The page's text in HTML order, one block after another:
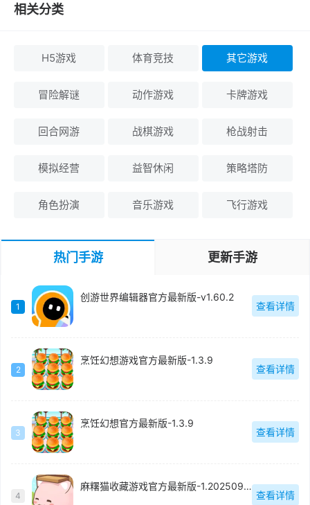
相关分类
H5游戏 体育竞技 其它游戏
冒险解谜 动作游戏 卡牌游戏
回合网游 战棋游戏 枪战射击
模拟经营 益智休闲 策略塔防
角色扮演 音乐游戏 飞行游戏
热门手游 更新手游
1
创游世界编辑器官方最新版-v1.60.2
查看详情
2
烹饪幻想游戏官方最新版-1.3.9
查看详情
3
烹饪幻想官方最新版-1.3.9
查看详情
4
麻糬猫收藏游戏官方最新版-1.20250930.0
查看详情